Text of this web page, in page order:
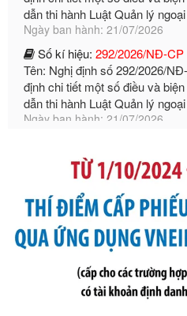
Số kí hiệu:292/2026/NĐ-CP
Tên: Nghị định số 292/2026/
định chi tiết một số điều và
dẫn thi hành Luật Quản lý ngoại
Ngày ban hành: 21/07/2026
Số kí hiệu:105/2026/TT-BTC
Tên: Thông tư số 105/2026/TT-
phạt vi phạm hành chính trong
Ngày ban hành: 21/07/2026
Số kí hiệu:291/2026/NĐ-CP
Tên: Nghị định số 291/2026/
đổi, bổ sung một số điều của
ngày 19 tháng 10 năm 2020
phạt vi phạm hành chính về
sung bởi Nghị định số 102/
Ngày ban hành: 20/07/2026